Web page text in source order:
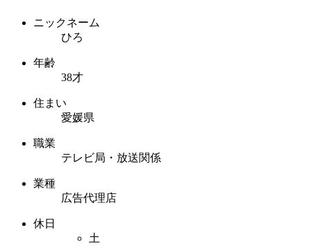
ニックネーム
ひろ
年齢
38才
住まい
愛媛県
職業
テレビ局・放送関係
業種
広告代理店
休日
土